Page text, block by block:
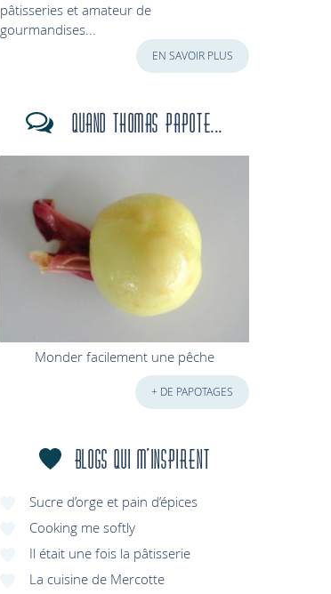
pâtisseries et amateur de
gourmandises...
EN SAVOIR PLUS
Quand Thomas papote...
Monder facilement une pêche
+ DE PAPOTAGES
Blogs qui m'inspirent
Sucre d’orge et pain d’épices
Cooking me softly
Il était une fois la pâtisserie
La cuisine de Mercotte